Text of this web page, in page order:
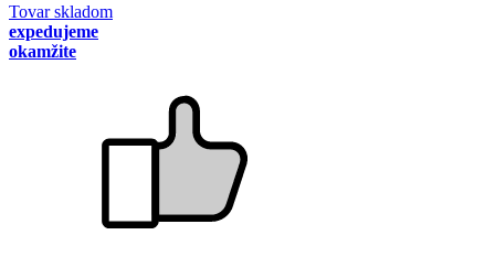
Tovar skladom
expedujeme
okamžite